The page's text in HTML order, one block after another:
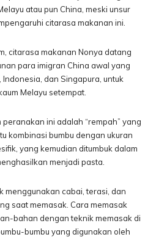
atau pun China, meski unsur
citarasa makanan ini.
citarasa makanan Nonya datang
para imigran China awal yang
dan Singapura, untuk
Melayu setempat.
ini adalah “rempah” yang
kombinasi bumbu dengan ukuran
yang kemudian ditumbuk dalam
menjadi pasta.
menggunakan cabai, terasi, dan
saat memasak. Cara memasak
bahan dengan teknik memasak di
bumbu yang digunakan oleh